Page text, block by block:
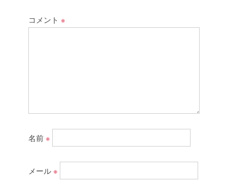
コメント ※
名前※
メール※